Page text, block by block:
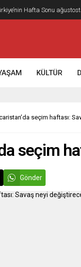
geleceği: Teknokratik
KÜLTÜR
seçim haftası:
seçim
Gönder